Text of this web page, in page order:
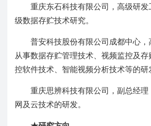
重庆东石科技有限公司，高级研发
级数据存贮技术研究。
普安科技股份有限公司成都中心，
从事数据存贮管理技术、视频监控及
控软件技术、智能视频分析技术等的研
重庆思辨科技有限公司，副总经理
网及云技术的研发。